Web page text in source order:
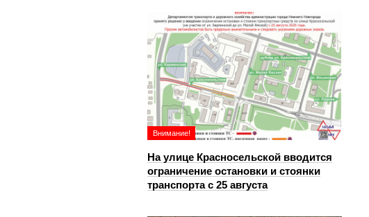
Внимание!
На улице Красносельской вводится
ограничение остановки и стоянки
транспорта с 25 августа